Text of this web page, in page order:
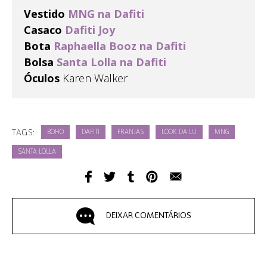
Vestido MNG na Dafiti
Casaco Dafiti Joy
Bota Raphaella Booz na Dafiti
Bolsa Santa Lolla na Dafiti
Óculos Karen Walker
TAGS: BOHO DAFITI FRANJAS LOOK DA LU MNG
SANTA LOLLA
DEIXAR COMENTÁRIOS